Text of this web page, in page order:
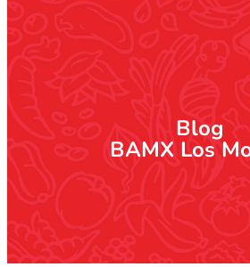
Blog
BAMX Los